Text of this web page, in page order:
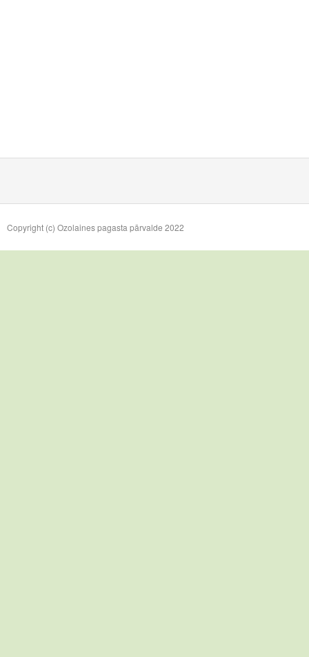
Copyright (c) Ozolaines pagasta pārvalde 2022